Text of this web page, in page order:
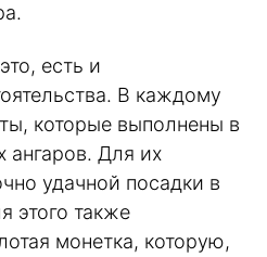
есть и
В каждому
которые выполнены в
ангаров. Для их
удачной посадки в
этого также
монетка, которую,